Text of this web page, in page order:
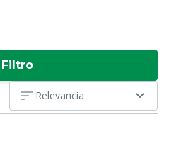
Filtro
Relevancia